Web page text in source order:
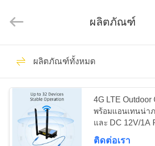
บ้าน
สินค้า
เกี่ยว
Network
Communications
เราเตอร์ WiFi
ผลิตภัณฑ์
ผลิตภัณฑ์ทั้งหมด
4G LTE Outdoor
พร้อมแอนเทนน่า
และ DC 12V/1A
ติดต่อเรา